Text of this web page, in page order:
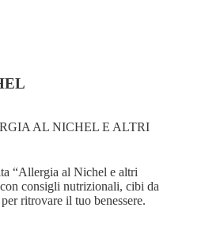
AL NICHEL E ALTRI
“Allergia al Nichel e altri
consigli nutrizionali, cibi da
ritrovare il tuo benessere.